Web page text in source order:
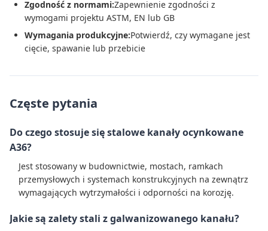
Zgodność z normami:Zapewnienie zgodności z
wymogami projektu ASTM, EN lub GB
Wymagania produkcyjne:Potwierdź, czy wymagane jest
cięcie, spawanie lub przebicie
Częste pytania
Do czego stosuje się stalowe kanały ocynkowane
A36?
Jest stosowany w budownictwie, mostach, ramkach
przemysłowych i systemach konstrukcyjnych na zewnątrz
wymagających wytrzymałości i odporności na korozję.
Jakie są zalety stali z galwanizowanego kanału?